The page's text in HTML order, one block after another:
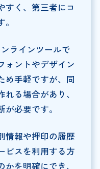
すく、第三者にコ
ラインツールで
ォントやデザイン
め手軽ですが、同
る場合があり、
必要です。
情報や押印の履歴
ビスを利用する方
を明確にでき、